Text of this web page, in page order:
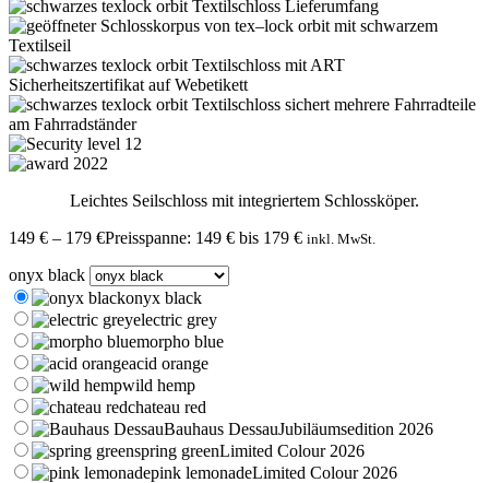
Leichtes Seilschloss mit integriertem Schlossköper.
149 € – 179 €Preisspanne: 149 € bis 179 € inkl. MwSt.
onyx black
onyx black
electric grey
morpho blue
acid orange
wild hemp
chateau red
Bauhaus DessauJubiläumsedition 2026
spring greenLimited Colour 2026
pink lemonadeLimited Colour 2026